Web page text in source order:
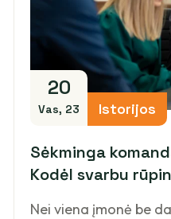
20
Vas, 23 Istorijos
Sėkminga
Kodėl svarbu
Nei viena įmonė be